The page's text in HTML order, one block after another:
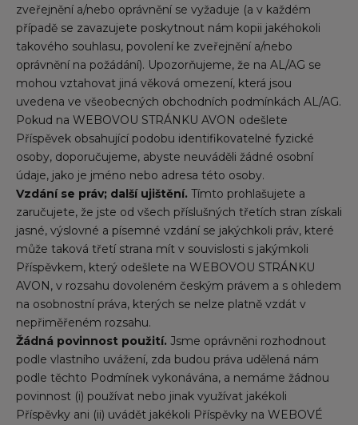
zveřejnění a/nebo oprávnění se vyžaduje (a v každém
případě se zavazujete poskytnout nám kopii jakéhokoli
takového souhlasu, povolení ke zveřejnění a/nebo
oprávnění na požádání). Upozorňujeme, že na AL/AG se
mohou vztahovat jiná věková omezení, která jsou
uvedena ve všeobecných obchodních podmínkách AL/AG.
Pokud na WEBOVOU STRÁNKU AVON odešlete
Příspěvek obsahující podobu identifikovatelné fyzické
osoby, doporučujeme, abyste neuváděli žádné osobní
údaje, jako je jméno nebo adresa této osoby.
Vzdání se práv; další ujištění. Tímto prohlašujete a
zaručujete, že jste od všech příslušných třetích stran získali
jasné, výslovné a písemné vzdání se jakýchkoli práv, které
může taková třetí strana mít v souvislosti s jakýmkoli
Příspěvkem, který odešlete na WEBOVOU STRÁNKU
AVON, v rozsahu dovoleném českým právem a s ohledem
na osobnostní práva, kterých se nelze platně vzdát v
nepřiměřeném rozsahu.
Žádná povinnost použití. Jsme oprávněni rozhodnout
podle vlastního uvážení, zda budou práva udělená nám
podle těchto Podmínek vykonávána, a nemáme žádnou
povinnost (i) používat nebo jinak využívat jakékoli
Příspěvky ani (ii) uvádět jakékoli Příspěvky na WEBOVÉ